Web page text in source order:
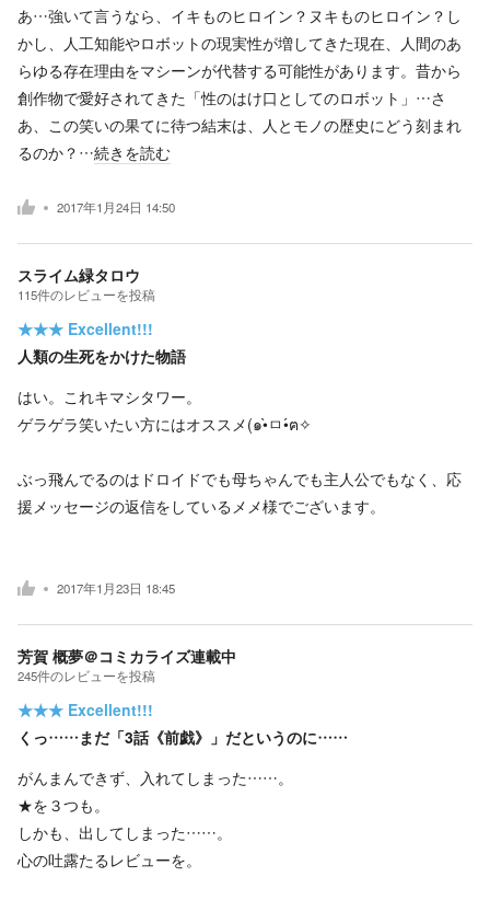
あ…強いて言うなら、イキものヒロイン？ヌキものヒロイン？し
かし、人工知能やロボットの現実性が増してきた現在、人間のあ
らゆる存在理由をマシーンが代替する可能性があります。昔から
創作物で愛好されてきた「性のはけ口としてのロボット」…さ
あ、この笑いの果てに待つ結末は、人とモノの歴史にどう刻まれ
るのか？…続きを読む
2017年1月24日 14:50
スライム緑タロウ
115件のレビューを投稿
★★★ Excellent!!!
人類の生死をかけた物語
はい。これキマシタワー。
ゲラゲラ笑いたい方にはオススメ(๑•̀ㅁ•́ฅ✧
ぶっ飛んでるのはドロイドでも母ちゃんでも主人公でもなく、応
援メッセージの返信をしているメメ様でございます。
2017年1月23日 18:45
芳賀 概夢＠コミカライズ連載中
245件のレビューを投稿
★★★ Excellent!!!
くっ……まだ「3話《前戯》」だというのに……
がんまんできず、入れてしまった……。
★を３つも。
しかも、出してしまった……。
心の吐露たるレビューを。